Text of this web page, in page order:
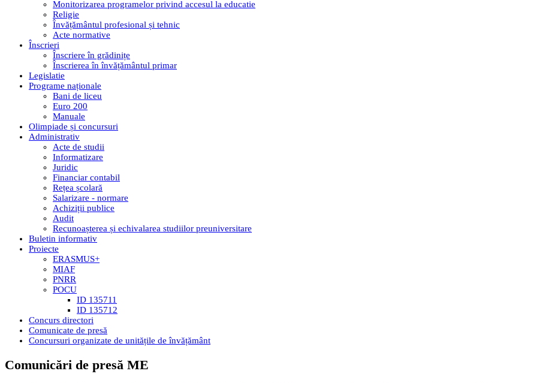
Monitorizarea programelor privind accesul la educatie
Religie
Învățământul profesional și tehnic
Acte normative
Înscrieri
Înscriere în grădinițe
Înscrierea în învățământul primar
Legislatie
Programe naționale
Bani de liceu
Euro 200
Manuale
Olimpiade și concursuri
Administrativ
Acte de studii
Informatizare
Juridic
Financiar contabil
Rețea școlară
Salarizare - normare
Achiziții publice
Audit
Recunoașterea și echivalarea studiilor preuniversitare
Buletin informativ
Proiecte
ERASMUS+
MIAF
PNRR
POCU
ID 135711
ID 135712
Concurs directori
Comunicate de presă
Concursuri organizate de unitățile de învățământ
Comunicări de presă ME